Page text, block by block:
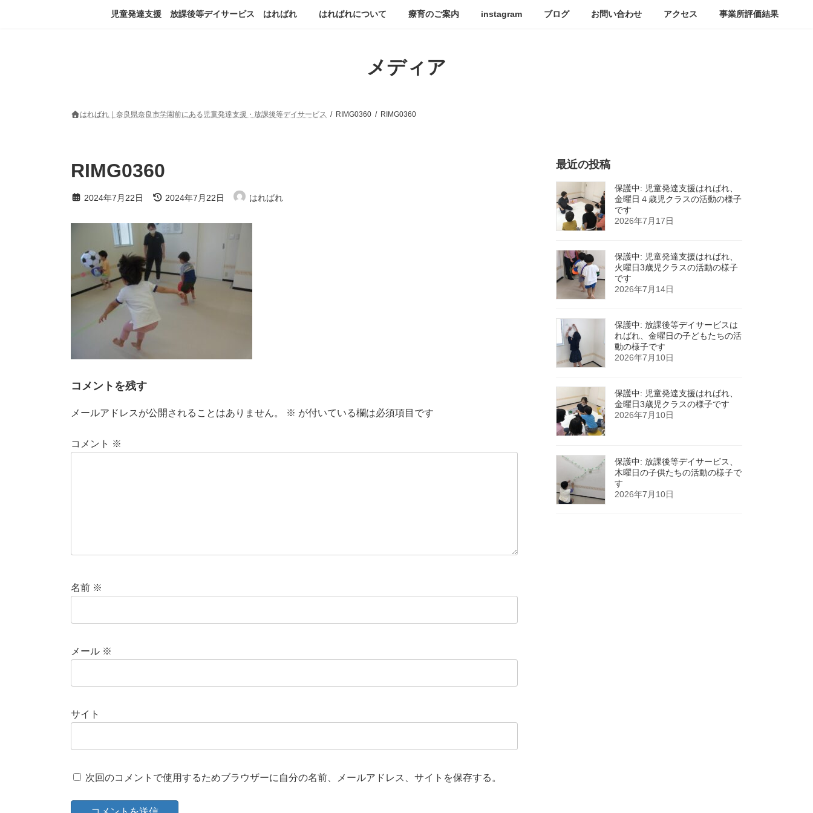
児童発達支援 放課後等デイサービス はればれ はればれについて 療育のご案内 instagram ブログ お問い合わせ アクセス 事業所評価結果
メディア
はればれ｜奈良県奈良市学園前にある児童発達支援・放課後等デイサービス RIMG0360 RIMG0360
RIMG0360
2024年7月22日
最
終
新
日
時
:
2024年7月22日 はればれ
コメントを残す
メールアドレスが公開されることはありません。 ※ が付いている欄は必須項目です
コメント ※
名前 ※
メール ※
サイト
次回のコメントで使用するためブラウザーに自分の名前、メールアドレス、サイトを保存する。
最近の投稿
保護中: 児童発達支援はればれ、
金曜日４歳児クラスの活動の様子
です
2026年7月17日
保護中: 児童発達支援はればれ、
火曜日3歳児クラスの活動の様子
です
2026年7月14日
保護中: 放課後等デイサービスは
ればれ、金曜日の子どもたちの活
動の様子です
2026年7月10日
保護中: 児童発達支援はればれ、
金曜日3歳児クラスの様子です
2026年7月10日
保護中: 放課後等デイサービス、
木曜日の子供たちの活動の様子で
す
2026年7月10日